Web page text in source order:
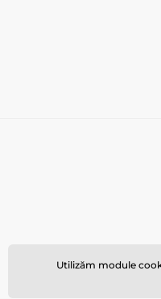
Utilizăm module